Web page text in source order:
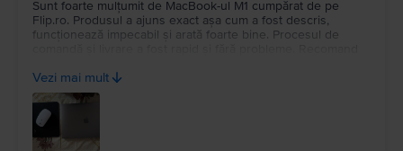
Sunt foarte mulțumit de MacBook-ul M1 cumpărat de pe
Flip.ro. Produsul a ajuns exact așa cum a fost descris,
funcționează impecabil și arată foarte bine. Procesul de
Mulțumesc pentru experiența plăcută!
Vezi mai mult